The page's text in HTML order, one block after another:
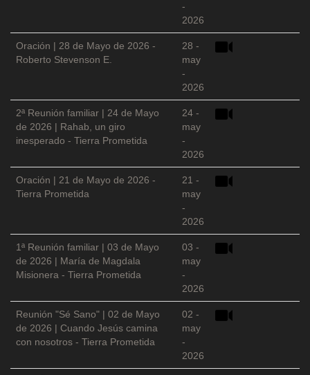
-
2026
Oración | 28 de Mayo de 2026 -
Roberto Stevenson E.
28 -
may
-
2026
2ª Reunión familiar | 24 de Mayo
de 2026 | Rahab, un giro
inesperado - Tierra Prometida
24 -
may
-
2026
Oración | 21 de Mayo de 2026 -
Tierra Prometida
21 -
may
-
2026
1ª Reunión familiar | 03 de Mayo
de 2026 | María de Magdala
Misionera - Tierra Prometida
03 -
may
-
2026
Reunión "Sé Sano" | 02 de Mayo
de 2026 | Cuando Jesús camina
con nosotros - Tierra Prometida
02 -
may
-
2026